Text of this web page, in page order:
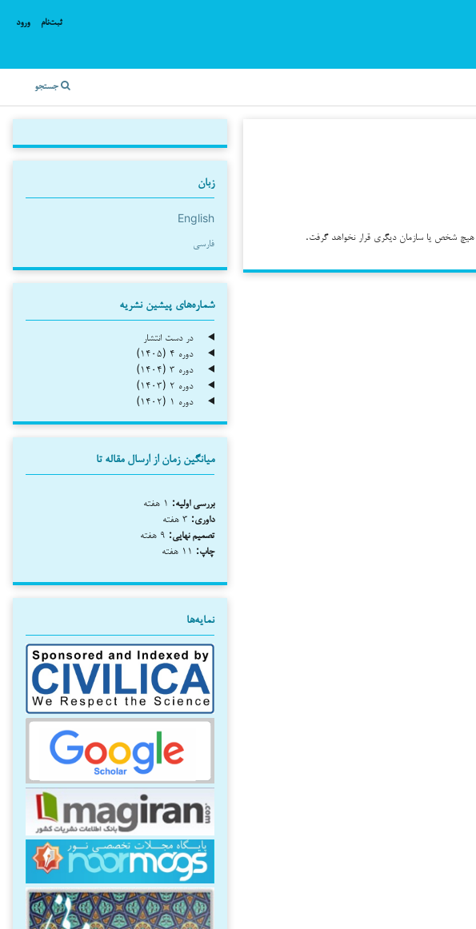
جستجو
ثبت‌نام ورود
هیچ شخص یا سازمان دیگری قرار نخواهد گرفت.
زبان
English
فارسی
شماره‌های پیشین نشریه
در دست انتشار
دوره ۴ (۱۴۰۵)
دوره ۳ (۱۴۰۴)
دوره ۲ (۱۴۰۳)
دوره ۱ (۱۴۰۲)
میانگین زمان از ارسال مقاله تا
بررسی اولیه:
داوری:
تصمیم نهایی:
چاپ:
نمایه‌ها